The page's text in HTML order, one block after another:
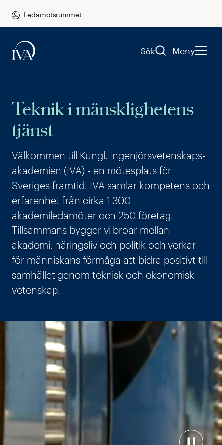
Ledamotsrummet
Sök Meny
Teknik i mänsklighetens
tjänst
Välkommen till Kungl. Ingenjörs­vetenskaps­­
akademien (IVA) - en mötesplats för
Sveriges framtid. IVA samlar kompetens och
erfarenhet från cirka 1 300
akademiledamöter och 250 företag.
Tillsammans bygger vi broar mellan
akademi, näringsliv och politik och verkar
för människans förmåga att bidra positivt till
samhället genom teknisk och ekonomisk
vetenskap.